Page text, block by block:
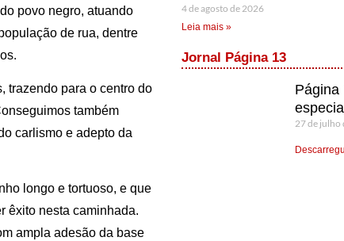
povo negro, atuando
de rua, dentre
trazendo para o centro do
também
carlismo e adepto da
longo e tortuoso, e que
êxito nesta caminhada.
ampla adesão da base
4 de agosto de 2026
Leia mais »
Jornal Página 13
Página
27 de julho